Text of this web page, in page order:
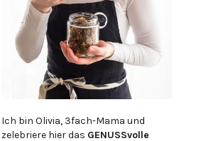
Ich bin Olivia, 3fach-Mama und
zelebriere hier das GENUSSvolle